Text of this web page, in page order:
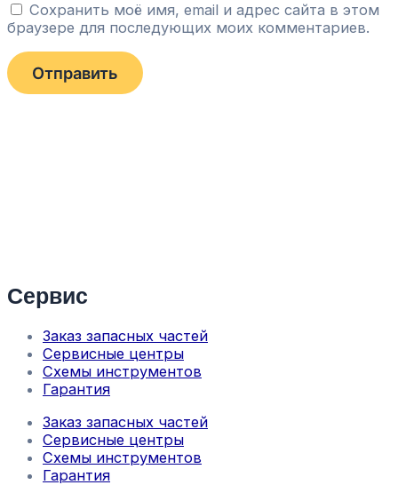
Сохранить моё имя, email и адрес сайта в этом
браузере для последующих моих комментариев.
Сервис
Заказ запасных частей
Сервисные центры
Схемы инструментов
Гарантия
Заказ запасных частей
Сервисные центры
Схемы инструментов
Гарантия